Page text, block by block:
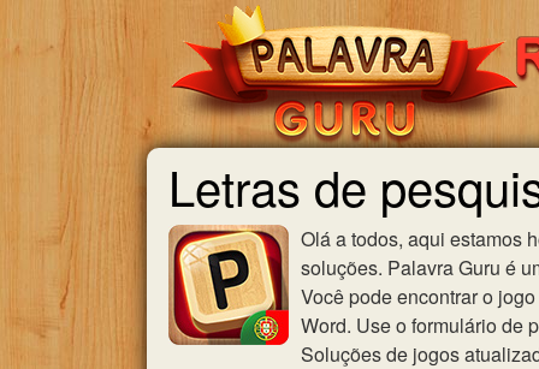
Letras de
Olá a todos, aqui estamos
soluções. Palavra Guru é
Você pode encontrar o
Word. Use o formulário de
Soluções de jogos